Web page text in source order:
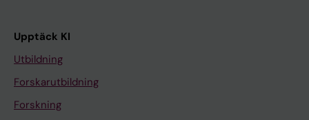
Upptäck KI
Utbildning
Forskarutbildning
Forskning